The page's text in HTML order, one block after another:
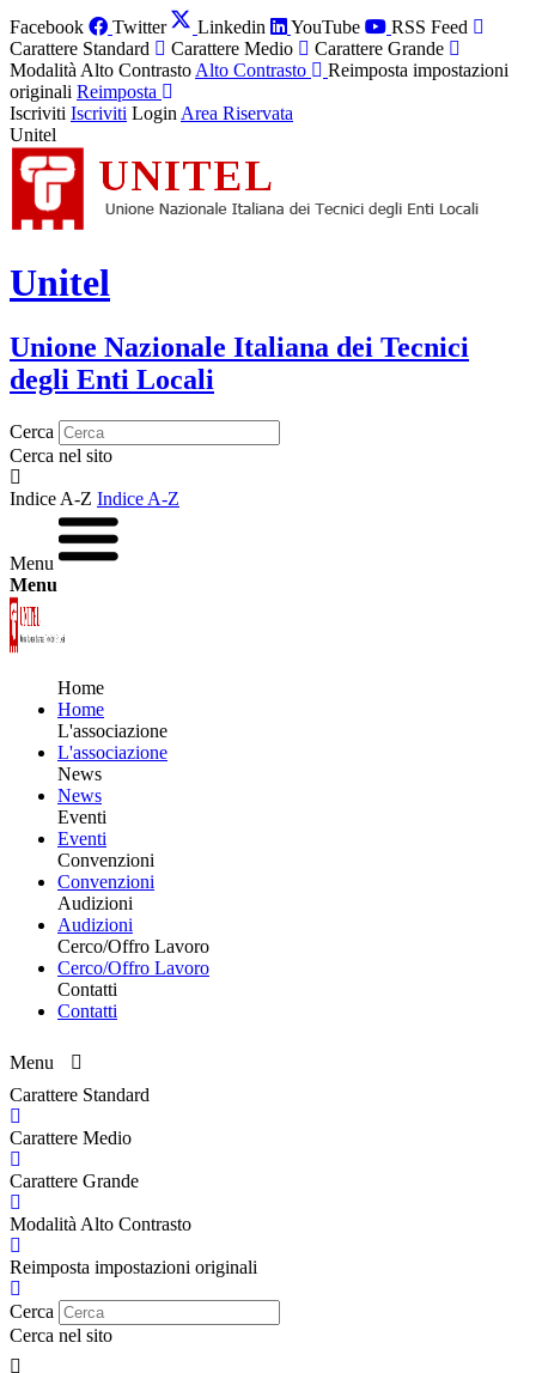
Facebook Twitter Linkedin YouTube
RSS Feed
Carattere Standard
Carattere Medio
Carattere Grande
Modalità Alto Contrasto Alto Contrasto
Reimposta impostazioni
originali Reimposta
Iscriviti Iscriviti Login Area Riservata
Unitel
Unitel
Unione Nazionale Italiana dei Tecnici
degli Enti Locali
Cerca
Cerca nel sito
Indice A-Z Indice A-Z
Menu
Menu
Home
Home
L'associazione
L'associazione
News
News
Eventi
Eventi
Convenzioni
Convenzioni
Audizioni
Audizioni
Cerco/Offro Lavoro
Cerco/Offro Lavoro
Contatti
Contatti
Menu
Carattere Standard
Carattere Medio
Carattere Grande
Modalità Alto Contrasto
Reimposta impostazioni originali
Cerca
Cerca nel sito